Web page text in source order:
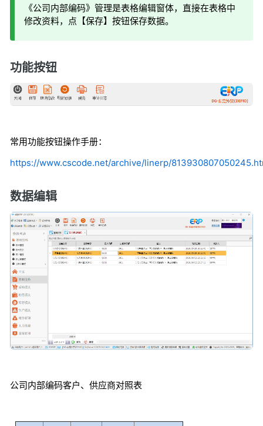
《公司内部编码》管理是表格编辑窗体，直接在表格中
修改资料，点【保存】按钮保存数据。
功能按钮
常用功能按钮操作手册：
https://www.cscode.net/archive/linerp/
数据编辑
公司内部编码客户、供应商对照表